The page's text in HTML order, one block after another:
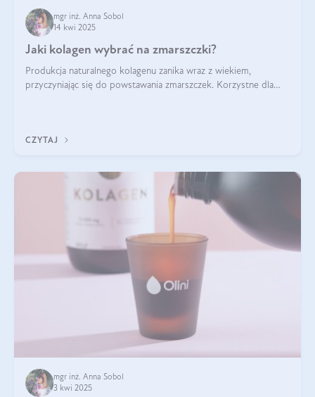
mgr inż. Anna Sobol
14 kwi 2025
Jaki kolagen wybrać na zmarszczki?
Produkcja naturalnego kolagenu zanika wraz z wiekiem,
przyczyniając się do powstawania zmarszczek. Korzystne dla
CZYTAJ
mgr inż. Anna Sobol
3 kwi 2025